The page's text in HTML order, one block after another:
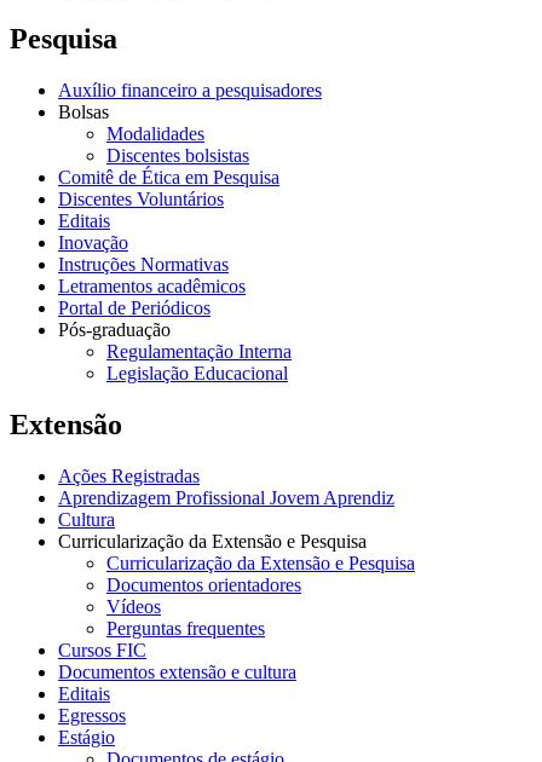
Pesquisa
Auxílio financeiro a pesquisadores
Bolsas
Modalidades
Discentes bolsistas
Comitê de Ética em Pesquisa
Discentes Voluntários
Editais
Inovação
Instruções Normativas
Letramentos acadêmicos
Portal de Periódicos
Pós-graduação
Regulamentação Interna
Legislação Educacional
Extensão
Ações Registradas
Aprendizagem Profissional Jovem Aprendiz
Cultura
Curricularização da Extensão e Pesquisa
Curricularização da Extensão e Pesquisa
Documentos orientadores
Vídeos
Perguntas frequentes
Cursos FIC
Documentos extensão e cultura
Editais
Egressos
Estágio